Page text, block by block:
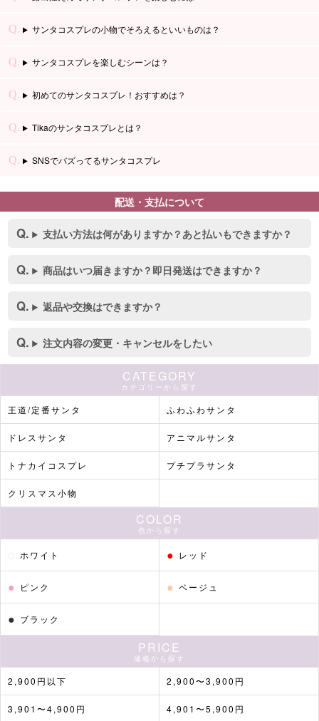
サンタコスプレの小物でそろえるといいものは？
サンタコスプレを楽しむシーンは？
初めてのサンタコスプレ！おすすめは？
Tikaのサンタコスプレとは？
SNSでバズってるサンタコスプレ
配送・支払について
支払い方法は何がありますか？あと払いもできますか？
商品はいつ届きますか？即日発送はできますか？
返品や交換はできますか？
注文内容の変更・キャンセルをしたい
CATEGORY
カテゴリーから探す
王道/定番サンタ ふわふわサンタ
ドレスサンタ アニマルサンタ
トナカイコスプレ プチプラサンタ
クリスマス小物
COLOR
色から探す
ホワイト ● レッド
● ピンク ● ベージュ
● ブラック
PRICE
価格から探す
2,900円以下 2,900〜3,900円
3,901〜4,900円 4,901〜5,900円